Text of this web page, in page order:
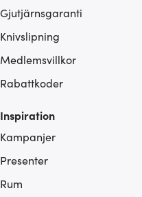
Gjutjärnsgaranti
Knivslipning
Medlemsvillkor
Rabattkoder
Inspiration
Kampanjer
Presenter
Rum